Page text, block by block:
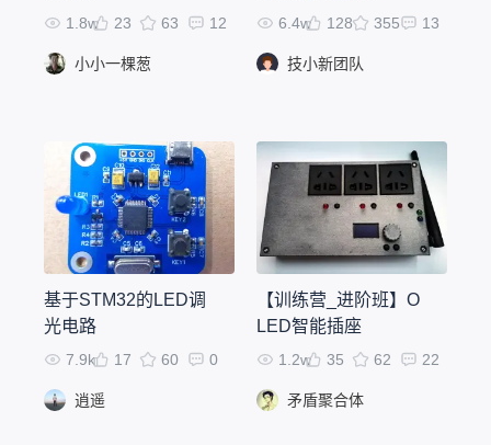
1.8w 23 63 12
小小一棵葱
6.4w 128 355 13
技小新团队
基于STM32的LED调
光电路
7.9k 17 60 0
逍遥
【训练营_进阶班】O
LED智能插座
1.2w 35 62 22
矛盾聚合体